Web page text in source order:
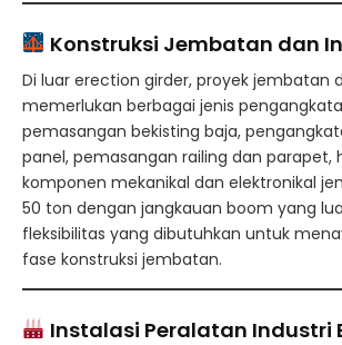
Konstruksi Jembatan dan
Di luar erection girder, proyek jembatan
memerlukan berbagai jenis
pemasangan bekisting baja,
panel, pemasangan railing dan parapet,
komponen mekanikal dan elektronikal
50 ton dengan jangkauan boom yang
fleksibilitas yang dibutuhkan untuk
fase konstruksi jembatan.
Instalasi Peralatan Industri